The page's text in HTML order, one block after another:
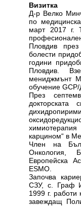
Визитка
Д-р Велко
по
март 2017 г.
Пловдив
болести
години
Пловдив.
мениджмънт
обучение
През
карцином“ в
Член на
Онкология,
Европейска
ESMO.
Започва
СЗУ, с. Граф
1999 г.
завеждащ